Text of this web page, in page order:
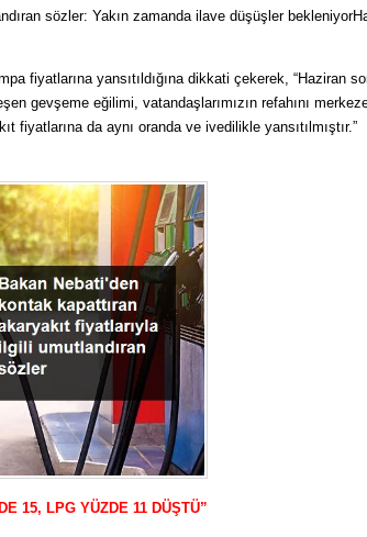
sözler: Yakın zamanda ilave düşüşler
fiyatlarına yansıtıldığına dikkati çekerek, “Haziran
gevşeme eğilimi, vatandaşlarımızın refahını
fiyatlarına da aynı oranda ve ivedilikle yansıtılmıştır.”
15, LPG YÜZDE 11 DÜŞTÜ”